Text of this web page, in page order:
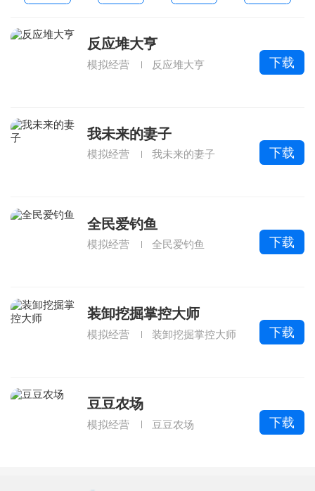
反应堆大亨
模拟经营 反应堆大亨 下载
我未来的妻子
模拟经营 我未来的妻子 下载
全民爱钓鱼
模拟经营 全民爱钓鱼 下载
装卸挖掘掌控大师
模拟经营 装卸挖掘掌控大师 下载
豆豆农场
模拟经营 豆豆农场 下载